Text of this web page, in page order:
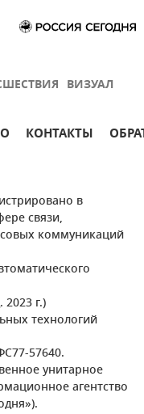
ВИЗУАЛ
КОНТАКТЫ
в
связи,
коммуникаций
г.)
технологий
57640.
унитарное
агентство